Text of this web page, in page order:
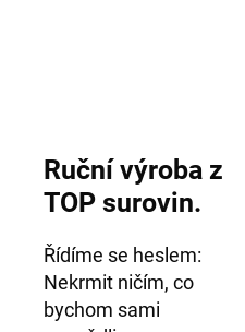
Ruční výroba z
TOP surovin.
Řídíme se heslem:
Nekrmit ničím, co
bychom sami